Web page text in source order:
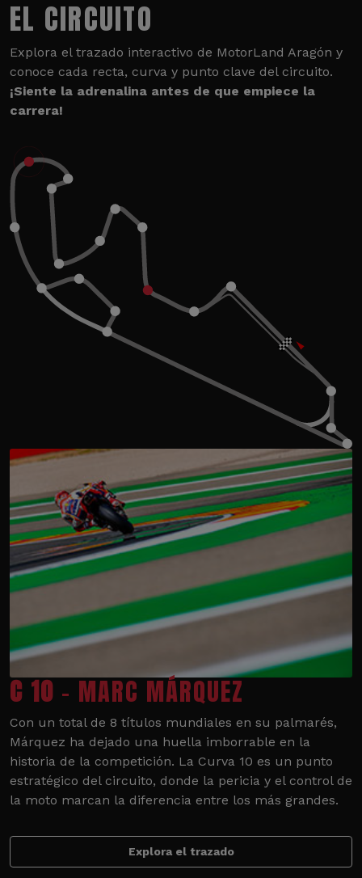
EL CIRCUITO
Explora el trazado interactivo de MotorLand Aragón y
conoce cada recta, curva y punto clave del circuito.
¡Siente la adrenalina antes de que empiece la
carrera!
C 10 - MARC MÁRQUEZ
Con un total de 8 títulos mundiales en su palmarés,
Márquez ha dejado una huella imborrable en la
historia de la competición. La Curva 10 es un punto
estratégico del circuito, donde la pericia y el control de
la moto marcan la diferencia entre los más grandes.
Explora el trazado